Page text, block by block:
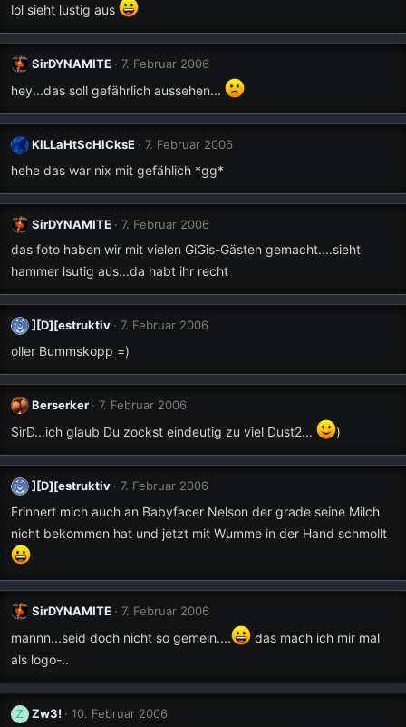
lol sieht lustig aus
SirDYNAMITE 7. Februar 2006
hey...das soll gefährlich aussehen...
KiLLaHtScHiCksE 7. Februar 2006
hehe das war nix mit gefählich *gg*
SirDYNAMITE 7. Februar 2006
das foto haben wir mit vielen GiGis-Gästen gemacht....sieht
hammer lsutig aus...da habt ihr recht
][D][estruktiv 7. Februar 2006
oller Bummskopp =)
Berserker 7. Februar 2006
SirD...ich glaub Du zockst eindeutig zu viel Dust2... )
][D][estruktiv 7. Februar 2006
Erinnert mich auch an Babyfacer Nelson der grade seine Milch
nicht bekommen hat und jetzt mit Wumme in der Hand schmollt
SirDYNAMITE 7. Februar 2006
mannn...seid doch nicht so gemein....
das mach ich mir mal
als logo-..
Z Zw3! 10. Februar 2006